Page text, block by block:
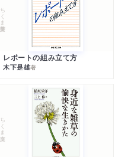
ちくま学芸文庫
レポートの組み立て方
木下是雄著
ちくま文庫